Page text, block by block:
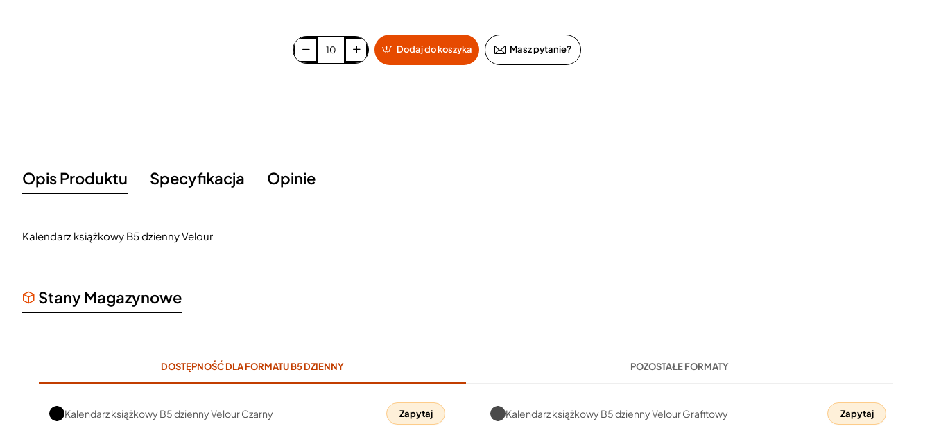
Dodaj do koszyka Masz pytanie?
Opis Produktu Specyfikacja Opinie
Kalendarz książkowy B5 dzienny Velour
Stany Magazynowe
DOSTĘPNOŚĆ DLA FORMATU B5 DZIENNY POZOSTAŁE FORMATY
Kalendarz książkowy B5 dzienny Velour Czarny Zapytaj Kalendarz książkowy B5 dzienny Velour Grafitowy Zapytaj